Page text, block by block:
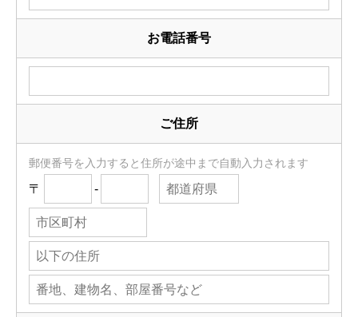
お電話番号
ご住所
郵便番号を入力すると住所が途中まで自動入力されます
〒 -